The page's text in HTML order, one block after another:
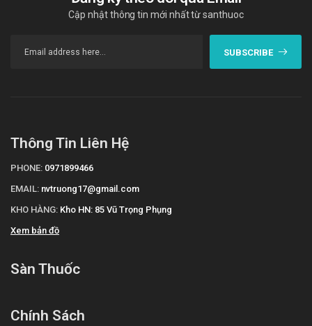
Cập nhật thông tin mới nhất từ santhuoc
SUBSCRIBE
Thông Tin Liên Hệ
PHONE: 0971899466
EMAIL: nvtruong17@gmail.com
KHO HÀNG: Kho HN: 85 Vũ Trọng Phụng
Xem bản đồ
Sàn Thuốc
Chính Sách